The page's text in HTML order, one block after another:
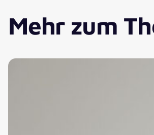
Mehr zum